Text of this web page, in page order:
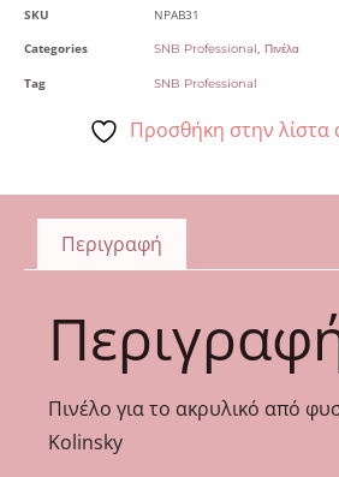
SKU
NPAB31
Categories
SNB Professional Πινέλα
Tag SNB Professional
Προσθήκη στην λίστα
Περιγραφή
Πινέλο για το ακρυλικό από
Kolinsky